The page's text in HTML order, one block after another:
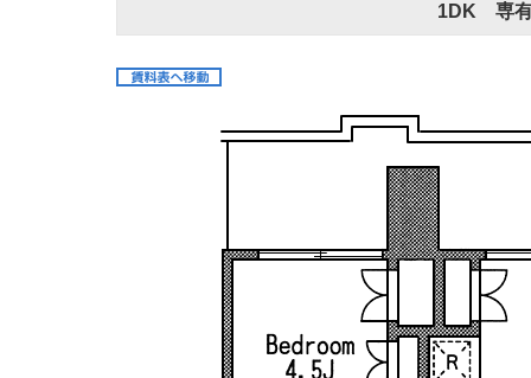
1DK 専有